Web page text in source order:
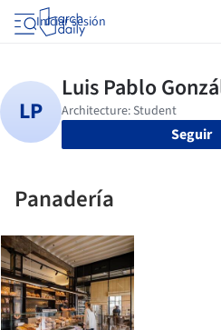
Iniciar sesión
Seguir
Panadería